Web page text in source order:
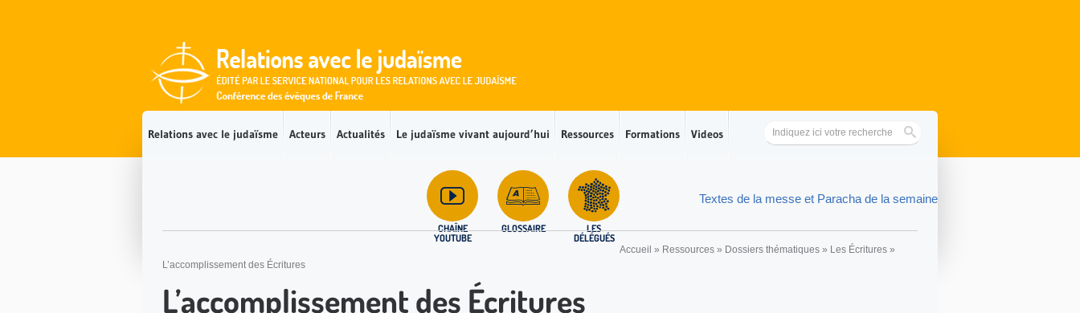
Relations avec le judaïsme Acteurs Actualités Le judaïsme vivant aujourd’hui Ressources Formations Videos
CHAÎNE
YOUTUBE
GLOSSAIRE
LES
DÉLÉGUÉS
Textes de la messe et Paracha de la semaine
Accueil » Ressources » Dossiers thématiques » Les Écritures »
L’accomplissement des Écritures
L’accomplissement des Écritures